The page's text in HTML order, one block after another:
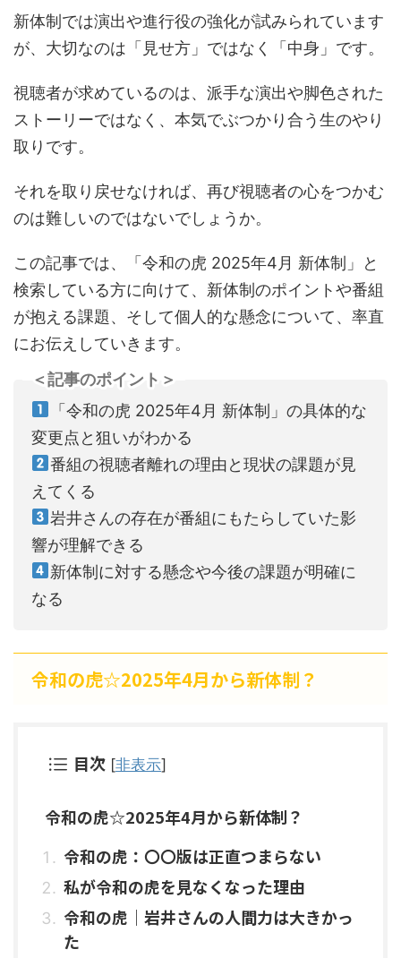
新体制では演出や進行役の強化が試みられています
が、大切なのは「見せ方」ではなく「中身」です。
視聴者が求めているのは、派手な演出や脚色された
ストーリーではなく、本気でぶつかり合う生のやり
取りです。
それを取り戻せなければ、再び視聴者の心をつかむ
のは難しいのではないでしょうか。
この記事では、「令和の虎 2025年4月 新体制」と
検索している方に向けて、新体制のポイントや番組
が抱える課題、そして個人的な懸念について、率直
にお伝えしていきます。
＜記事のポイント＞
「令和の虎 2025年4月 新体制」の具体的な
変更点と狙いがわかる
番組の視聴者離れの理由と現状の課題が見
えてくる
岩井さんの存在が番組にもたらしていた影
響が理解できる
新体制に対する懸念や今後の課題が明確に
なる
令和の虎☆2025年4月から新体制？
目次 [非表示]
令和の虎☆2025年4月から新体制？
令和の虎：〇〇版は正直つまらない
私が令和の虎を見なくなった理由
令和の虎｜岩井さんの人間力は大きかっ
た